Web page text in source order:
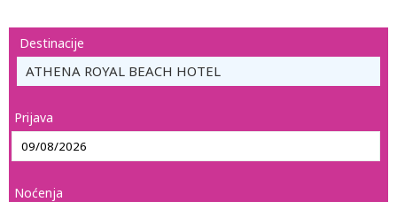
Destinacije
ATHENA ROYAL BEACH HOTEL
Prijava
Noćenja